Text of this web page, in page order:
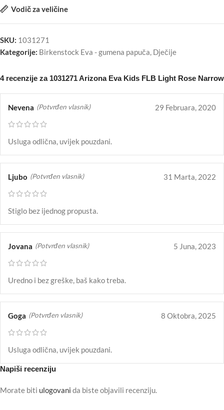
Vodič za veličine
SKU: 1031271
Kategorije: Birkenstock Eva - gumena papuča Dječije
4 recenzije za 1031271 Arizona Eva Kids FLB Light Rose Narrow
Nevena (Potvrđen vlasnik) 29 Februara, 2020
Usluga odlična, uvijek pouzdani.
Ljubo (Potvrđen vlasnik) 31 Marta, 2022
Stiglo bez ijednog propusta.
Jovana (Potvrđen vlasnik) 5 Juna, 2023
Uredno i bez greške, baš kako treba.
Goga (Potvrđen vlasnik) 8 Oktobra, 2025
Usluga odlična, uvijek pouzdani.
Napiši recenziju
Morate biti ulogovani da biste objavili recenziju.